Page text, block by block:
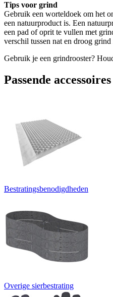
Tips voor grind
Gebruik een worteldoek om het
een natuurproduct is. Een
een pad of oprit te vullen met
verschil tussen nat en droog
Gebruik je een grindrooster?
Passende accessoires
Bestratingsbenodigdheden
Overige sierbestrating